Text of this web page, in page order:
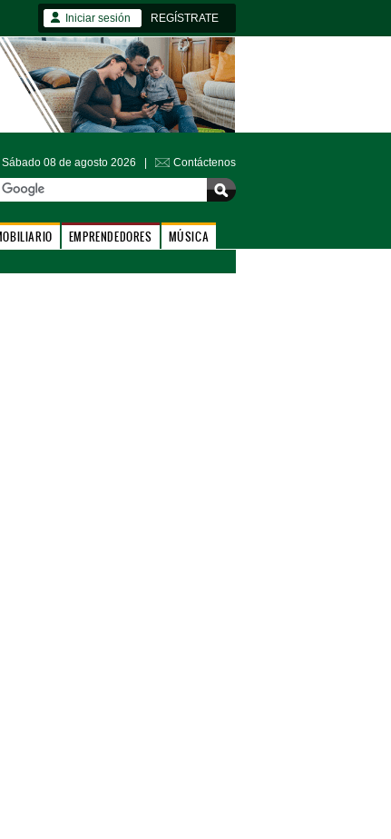
Iniciar sesión REGÍSTRATE
Sábado 08 de agosto 2026 | Contáctenos
EMPRENDEDORES MÚSICA